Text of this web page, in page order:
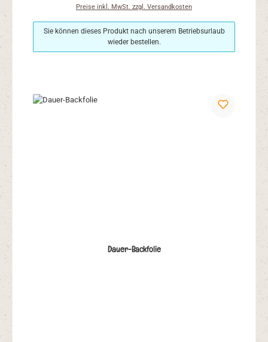
Preise inkl. MwSt. zzgl. Versandkosten
Sie können dieses Produkt nach unserem Betriebsurlaub
wieder bestellen.
Dauer-Backfolie